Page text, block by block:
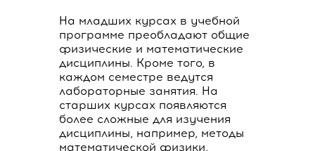
На младших курсах в учебной
программе преобладают общие
физические и математические
дисциплины. Кроме того, в
каждом семестре ведутся
лабораторные занятия. На
старших курсах появляются
более сложные для изучения
дисциплины, например, методы
математической физики,